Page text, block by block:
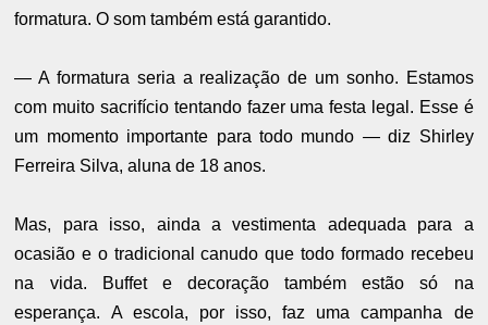
formatura. O som também está garantido.
— A formatura seria a realização de um sonho. Estamos
com muito sacrifício tentando fazer uma festa legal. Esse é
um momento importante para todo mundo — diz Shirley
Ferreira Silva, aluna de 18 anos.
Mas, para isso, ainda a vestimenta adequada para a
ocasião e o tradicional canudo que todo formado recebeu
na vida. Buffet e decoração também estão só na
esperança. A escola, por isso, faz uma campanha de